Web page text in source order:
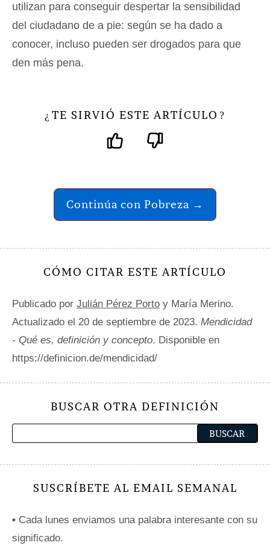
utilizan para conseguir despertar la sensibilidad
del ciudadano de a pie: según se ha dado a
conocer, incluso pueden ser drogados para que
den más pena.
¿ TE SIRVIÓ ESTE ARTÍCULO ?
Continúa con Pobreza →
CÓMO CITAR ESTE ARTÍCULO
Publicado por Julián Pérez Porto y María Merino.
Actualizado el 20 de septiembre de 2023. Mendicidad
- Qué es, definición y concepto. Disponible en
https://definicion.de/mendicidad/
BUSCAR OTRA DEFINICIÓN
SUSCRÍBETE AL EMAIL SEMANAL
• Cada lunes enviamos una palabra interesante con su
significado.